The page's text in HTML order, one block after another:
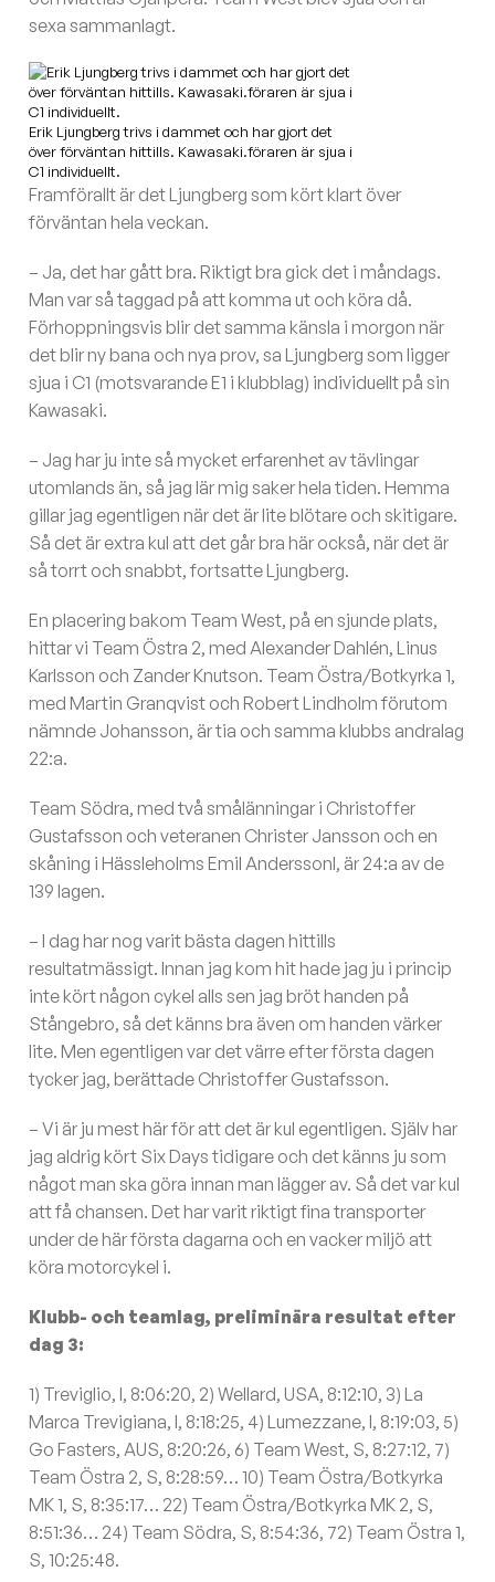
sexa sammanlagt.
Erik Ljungberg trivs i dammet och har gjort det
över förväntan hittills. Kawasaki.föraren är sjua i
C1 individuellt.
Framförallt är det Ljungberg som kört klart över
förväntan hela veckan.
– Ja, det har gått bra. Riktigt bra gick det i måndags.
Man var så taggad på att komma ut och köra då.
Förhoppningsvis blir det samma känsla i morgon när
det blir ny bana och nya prov, sa Ljungberg som ligger
sjua i C1 (motsvarande E1 i klubblag) individuellt på sin
Kawasaki.
– Jag har ju inte så mycket erfarenhet av tävlingar
utomlands än, så jag lär mig saker hela tiden. Hemma
gillar jag egentligen när det är lite blötare och skitigare.
Så det är extra kul att det går bra här också, när det är
så torrt och snabbt, fortsatte Ljungberg.
En placering bakom Team West, på en sjunde plats,
hittar vi Team Östra 2, med Alexander Dahlén, Linus
Karlsson och Zander Knutson. Team Östra/Botkyrka 1,
med Martin Granqvist och Robert Lindholm förutom
nämnde Johansson, är tia och samma klubbs andralag
22:a.
Team Södra, med två smålänningar i Christoffer
Gustafsson och veteranen Christer Jansson och en
skåning i Hässleholms Emil Anderssonl, är 24:a av de
139 lagen.
– I dag har nog varit bästa dagen hittills
resultatmässigt. Innan jag kom hit hade jag ju i princip
inte kört någon cykel alls sen jag bröt handen på
Stångebro, så det känns bra även om handen värker
lite. Men egentligen var det värre efter första dagen
tycker jag, berättade Christoffer Gustafsson.
– Vi är ju mest här för att det är kul egentligen. Själv har
jag aldrig kört Six Days tidigare och det känns ju som
något man ska göra innan man lägger av. Så det var kul
att få chansen. Det har varit riktigt fina transporter
under de här första dagarna och en vacker miljö att
köra motorcykel i.
Klubb- och teamlag, preliminära resultat efter
dag 3:
1) Treviglio, I, 8:06:20, 2) Wellard, USA, 8:12:10, 3) La
Marca Trevigiana, I, 8:18:25, 4) Lumezzane, I, 8:19:03, 5)
Go Fasters, AUS, 8:20:26, 6) Team West, S, 8:27:12, 7)
Team Östra 2, S, 8:28:59… 10) Team Östra/Botkyrka
MK 1, S, 8:35:17… 22) Team Östra/Botkyrka MK 2, S,
8:51:36… 24) Team Södra, S, 8:54:36, 72) Team Östra 1,
S, 10:25:48.